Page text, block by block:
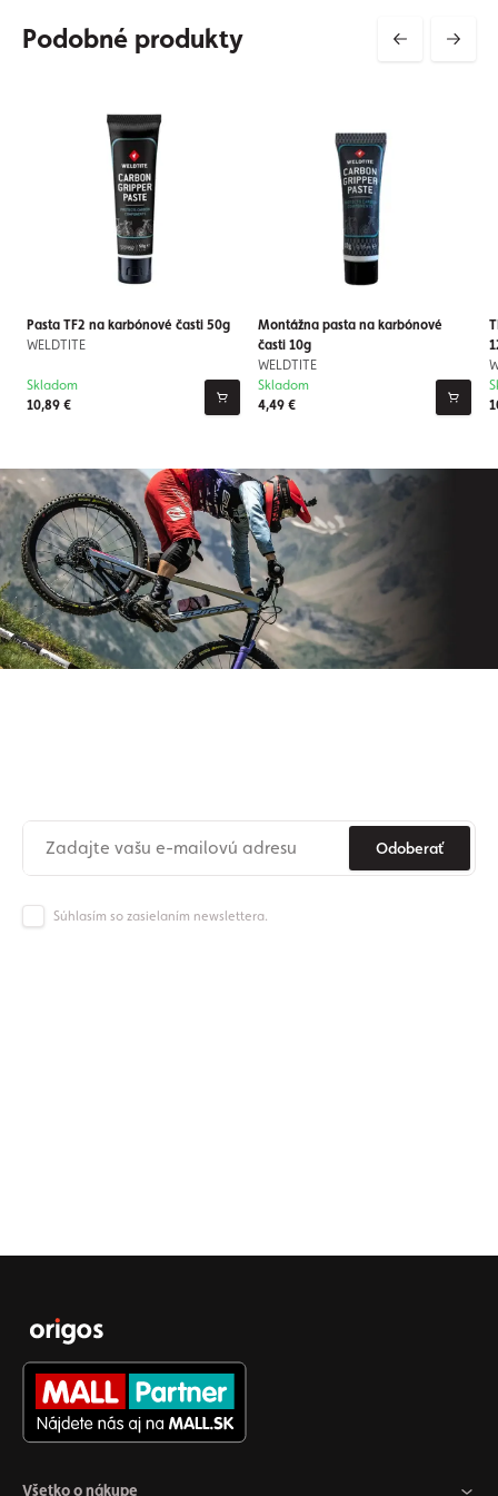
Podobné produkty
Pasta TF2 na karbónové časti 50g
WELDTITE
10,89 €
Skladom
Montážna pasta na karbónové
časti 10g
WELDTITE
4,49 €
Skladom
Odoberať
Súhlasím so zasielaním newslettera.
Všetko o nákupe